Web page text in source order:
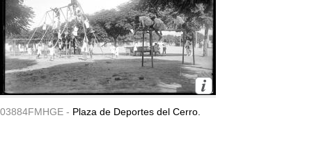
03884FMHGE - Plaza de Deportes del Cerro.